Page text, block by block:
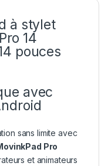
à stylet
14
pouces
avec
sans limite avec
Pro
et animateurs